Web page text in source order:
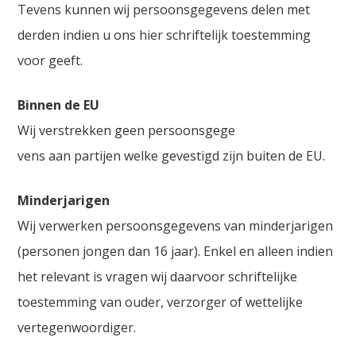
Tevens kunnen wij persoonsgegevens delen met
derden indien u ons hier schriftelijk toestemming
voor geeft.
Binnen de EU
Wij verstrekken geen persoonsgege
vens aan partijen welke gevestigd zijn buiten de EU.
Minderjarigen
Wij verwerken persoonsgegevens van minderjarigen
(personen jongen dan 16 jaar). Enkel en alleen indien
het relevant is vragen wij daarvoor schriftelijke
toestemming van ouder, verzorger of wettelijke
vertegenwoordiger.